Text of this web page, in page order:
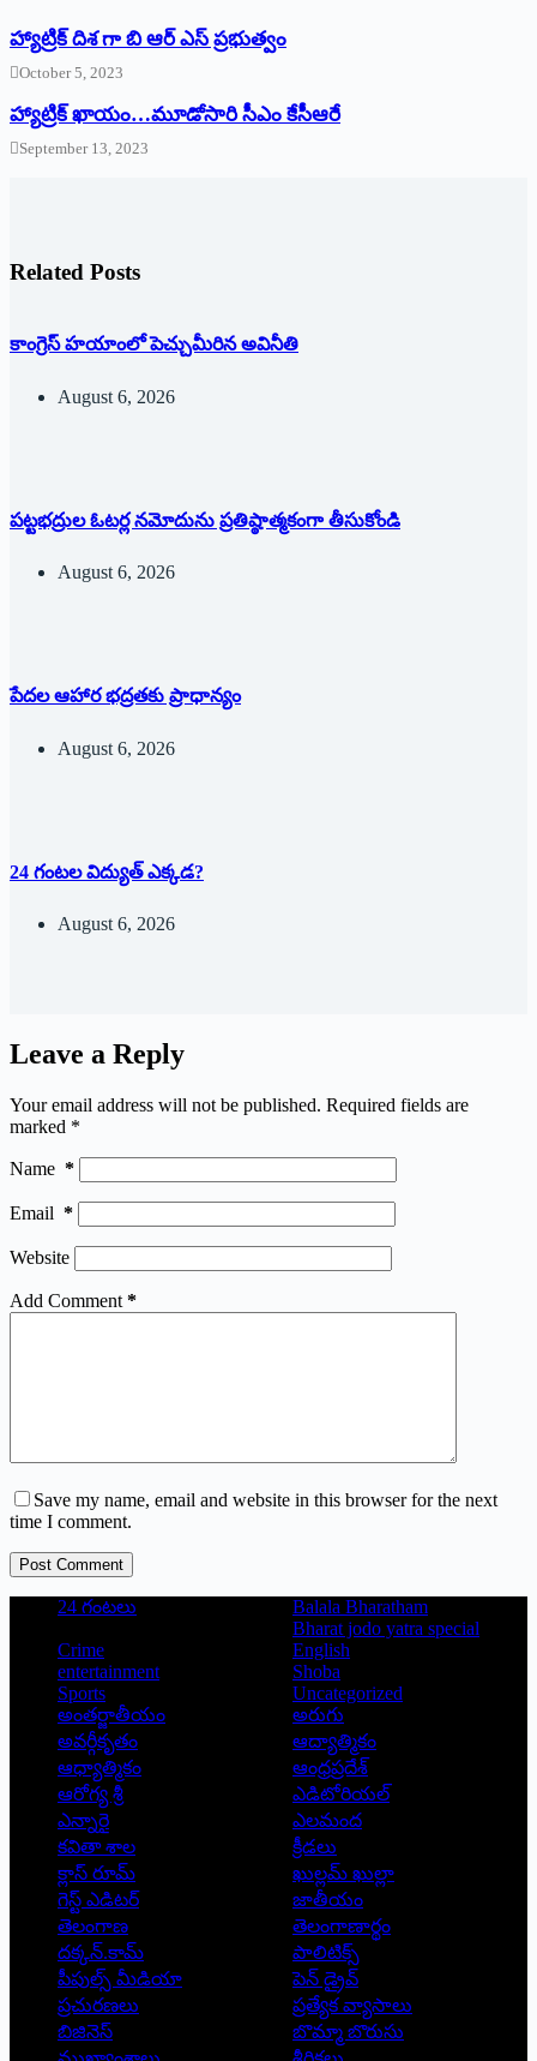
హ్యాట్రిక్ దిశ గా బి ఆర్ ఎస్ ప్రభుత్వం
October 5, 2023
హ్యాట్రిక్‌ ‌ఖాయం…మూడోసారి సీఎం కేసీఆరే
September 13, 2023
Related Posts
కాంగ్రెస్ హయాంలో పెచ్చుమీరిన అవినీతి
August 6, 2026
పట్టభద్రుల ఓటర్ల నమోదును ప్రతిష్ఠాత్మకంగా తీసుకోండి
August 6, 2026
పేదల ఆహార భద్రతకు ప్రాధాన్యం
August 6, 2026
24 గంటల విద్యుత్ ఎక్కడ?
August 6, 2026
Leave a Reply
Your email address will not be published. Required fields are
marked *
Name *
Email *
Website
Add Comment *
Save my name, email and website in this browser for the next
time I comment.
Post Comment
24 గంటలు
Balala Bharatham
Bharat jodo yatra special
Crime
English
entertainment
Shoba
Sports
Uncategorized
అంతర్జాతీయం
అరుగు
అవర్గీకృతం
ఆద్యాత్మికం
ఆధ్యాత్మికం
ఆంధ్రప్రదేశ్
ఆరోగ్య శ్రీ
ఎడిటోరియల్
ఎన్నారై
ఎలమంద
కవితా శాల
క్రీడలు
క్లాస్ రూమ్
ఖుల్లమ్ ఖుల్లా
గెస్ట్ ఎడిటర్
జాతీయం
తెలంగాణ
తెలంగాణార్థం
దక్కన్.కామ్
పాలిటిక్స్
పీపుల్స్ ‌మీడియా
పెన్ డ్రైవ్
ప్రచురణలు
ప్రత్యేక వ్యాసాలు
బిజినెస్
బొమ్మా బొరుసు